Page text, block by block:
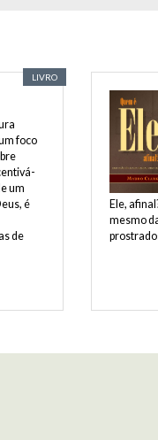
LIVRO
foco
um
é
de
Ele,
mesmo